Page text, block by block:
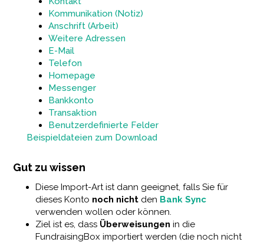
Kommunikation (Notiz)
Anschrift (Arbeit)
Weitere Adressen
E-Mail
Telefon
Homepage
Messenger
Bankkonto
Transaktion
Benutzerdefinierte Felder
Beispieldateien zum Download
Gut zu wissen
Diese Import-Art ist dann geeignet, falls Sie für
dieses Konto noch nichtden Bank Sync
verwenden wollen oder können.
Ziel ist es, dass Überweisungen in die
FundraisingBox importiert werden (die noch nicht